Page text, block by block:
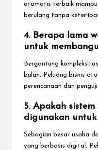
otomatis terbaik mampu
berulang tanpa
4. Berapa lama
untuk
Bergantung
bulan. Peluang bisnis
perencanaan dan
5. Apakah
digunakan untuk
Sebagian besar usaha
yang berbasis digital.